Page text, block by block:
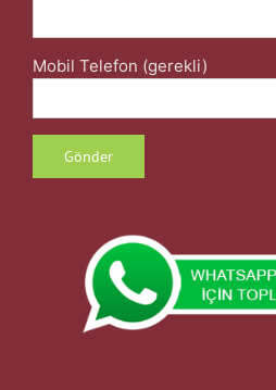
Mobil Telefon (gerekli)